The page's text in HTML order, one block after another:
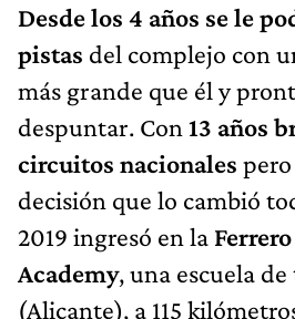
Desde los 4 años se le
pistas del complejo con
más grande que él y
despuntar. Con 13 años
circuitos nacionales
decisión que lo cambió
2019 ingresó en la
Academy, una escuela
(Alicante), a 115